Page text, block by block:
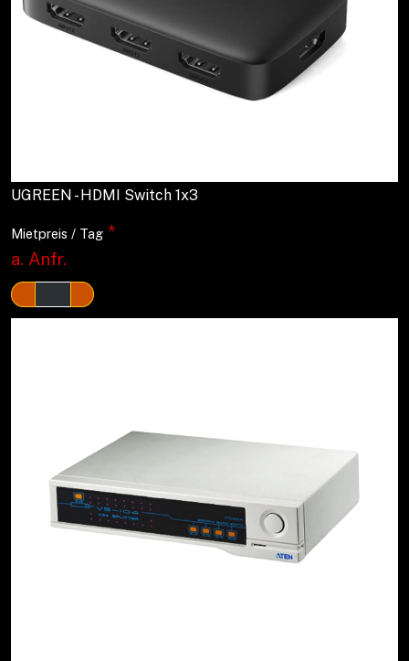
UGREEN - HDMI Switch 1x3
Mietpreis / Tag *
a. Anfr.